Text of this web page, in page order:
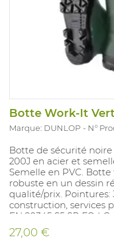
Botte Work-It Vert
Marque: DUNLOP N°
Botte de sécurité
200J en acier et
Semelle en PVC.
robuste en un dessin
qualité/prix. Pointures:
construction, services
EN 20345 S5 SR FO LG.
27,00 €